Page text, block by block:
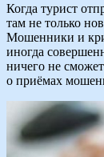
Когда турист
там не только
Мошенники и
иногда
ничего не
о приёмах